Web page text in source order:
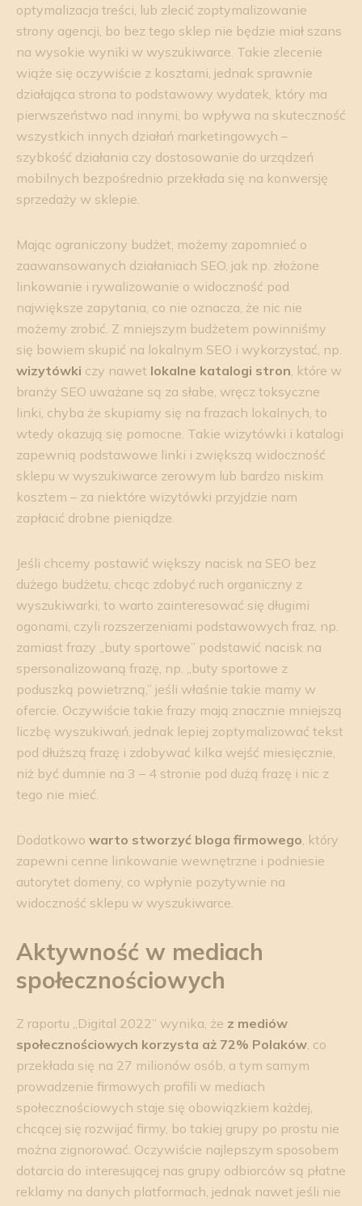
optymalizacja treści, lub zlecić zoptymalizowanie
strony agencji, bo bez tego sklep nie będzie miał szans
na wysokie wyniki w wyszukiwarce. Takie zlecenie
wiąże się oczywiście z kosztami, jednak sprawnie
działająca strona to podstawowy wydatek, który ma
pierwszeństwo nad innymi, bo wpływa na skuteczność
wszystkich innych działań marketingowych –
szybkość działania czy dostosowanie do urządzeń
mobilnych bezpośrednio przekłada się na konwersję
sprzedaży w sklepie.
Mając ograniczony budżet, możemy zapomnieć o
zaawansowanych działaniach SEO, jak np. złożone
linkowanie i rywalizowanie o widoczność pod
największe zapytania, co nie oznacza, że nic nie
możemy zrobić. Z mniejszym budżetem powinniśmy
się bowiem skupić na lokalnym SEO i wykorzystać, np.
wizytówki czy nawet lokalne katalogi stron , które w
branży SEO uważane są za słabe, wręcz toksyczne
linki, chyba że skupiamy się na frazach lokalnych, to
wtedy okazują się pomocne. Takie wizytówki i katalogi
zapewnią podstawowe linki i zwiększą widoczność
sklepu w wyszukiwarce zerowym lub bardzo niskim
kosztem – za niektóre wizytówki przyjdzie nam
zapłacić drobne pieniądze.
Jeśli chcemy postawić większy nacisk na SEO bez
dużego budżetu, chcąc zdobyć ruch organiczny z
wyszukiwarki, to warto zainteresować się długimi
ogonami, czyli rozszerzeniami podstawowych fraz, np.
zamiast frazy „buty sportowe” podstawić nacisk na
spersonalizowaną frazę, np. „buty sportowe z
poduszką powietrzną,” jeśli właśnie takie mamy w
ofercie. Oczywiście takie frazy mają znacznie mniejszą
liczbę wyszukiwań, jednak lepiej zoptymalizować tekst
pod dłuższą frazę i zdobywać kilka wejść miesięcznie,
niż być dumnie na 3 – 4 stronie pod dużą frazę i nic z
tego nie mieć.
Dodatkowo warto stworzyć bloga firmowego , który
zapewni cenne linkowanie wewnętrzne i podniesie
autorytet domeny, co wpłynie pozytywnie na
widoczność sklepu w wyszukiwarce.
Aktywność w mediach
społecznościowych
Z raportu „Digital 2022” wynika, że z mediów
społecznościowych korzysta aż 72% Polaków , co
przekłada się na 27 milionów osób, a tym samym
prowadzenie firmowych profili w mediach
społecznościowych staje się obowiązkiem każdej,
chcącej się rozwijać firmy, bo takiej grupy po prostu nie
można zignorować. Oczywiście najlepszym sposobem
dotarcia do interesującej nas grupy odbiorców są płatne
reklamy na danych platformach, jednak nawet jeśli nie